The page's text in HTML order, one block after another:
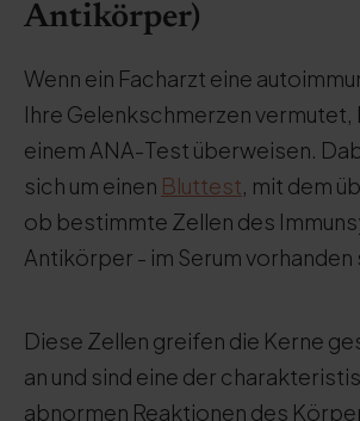
Antikörper)
Wenn ein Facharzt eine
Ihre Gelenkschmerzen vermutet,
einem ANA-Test überweisen.
sich um einen Bluttest, mit dem
ob bestimmte Zellen des
Antikörper - im Serum vorhanden
Diese Zellen greifen die Kerne
an und sind eine der
abnormen Reaktionen des